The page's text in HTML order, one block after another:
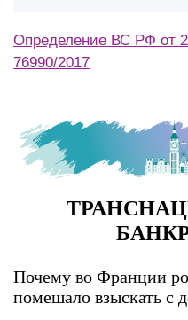
Определение ВС РФ от
76990/2017
Почему во Франции
помешало взыскать с